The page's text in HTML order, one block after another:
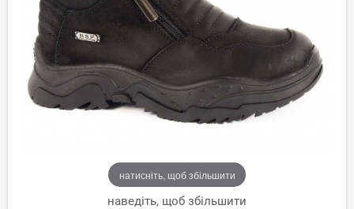
натисніть, щоб збільшити
наведіть, щоб збільшити